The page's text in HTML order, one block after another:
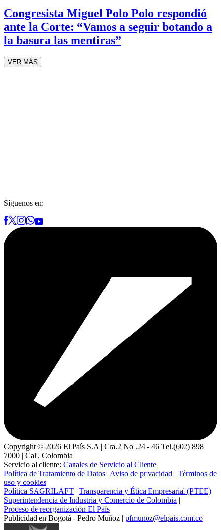
Congresista Miguel Polo Polo respondió
ante la Corte: “Vamos a seguir botando a
la basura las mentiras”
VER MÁS
Síguenos en:
Copyright © 2026 El País S.A | Cra.2 No .24 - 46 Tel.(602) 898
7000 | Cali, Colombia
Servicio al cliente: Canales de Servicio al Cliente
Política de Tratamiento de Datos | Aviso de privacidad | Términos de
uso y cookies
Política SAGRILAFT | Transparencia y Ética Empresarial (PTEE)
Superintendencia de Industria y Comercio de Colombia |
Proceso de reorganización El País
Publicidad en Bogotá - Pedro Muñoz | pfmunoz@elpais.com.co